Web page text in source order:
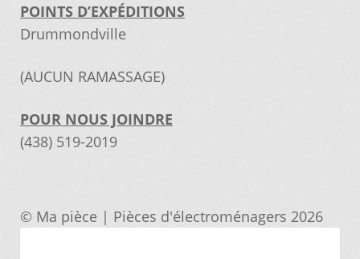
POINTS D’EXPÉDITIONS
Drummondville
(AUCUN RAMASSAGE)
POUR NOUS JOINDRE
(438) 519-2019
© Ma pièce | Pièces d'électroménagers 2026